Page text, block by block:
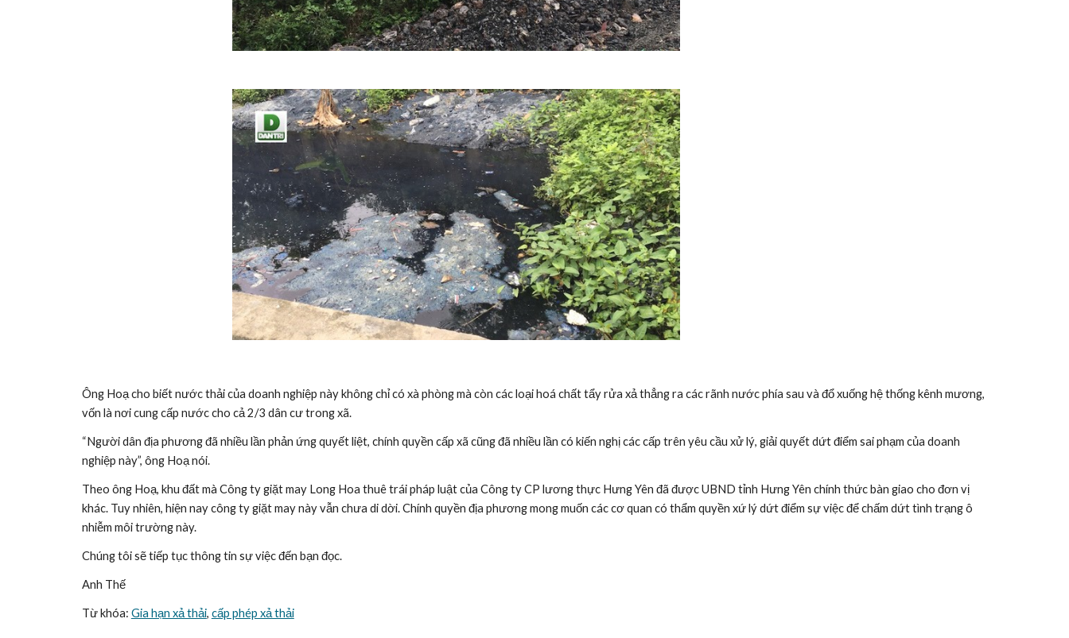
Ông Hoạ cho biết nước thải của doanh nghiệp này không chỉ có xà phòng mà còn các loại hoá chất tẩy rửa xả thẳng ra các rãnh nước phía sau và đổ xuống hệ thống kênh mương,
vốn là nơi cung cấp nước cho cả 2/3 dân cư trong xã.
“Người dân địa phương đã nhiều lần phản ứng quyết liệt, chính quyền cấp xã cũng đã nhiều lần có kiến nghị các cấp trên yêu cầu xử lý, giải quyết dứt điểm sai phạm của doanh
nghiệp này”, ông Hoạ nói.
Theo ông Hoạ, khu đất mà Công ty giặt may Long Hoa thuê trái pháp luật của Công ty CP lương thực Hưng Yên đã được UBND tỉnh Hưng Yên chính thức bàn giao cho đơn vị
khác. Tuy nhiên, hiện nay công ty giặt may này vẫn chưa di dời. Chính quyền địa phương mong muốn các cơ quan có thẩm quyền xứ lý dứt điểm sự việc để chấm dứt tình trạng ô
nhiễm môi trường này.
Chúng tôi sẽ tiếp tục thông tin sự việc đến bạn đọc.
Anh Thế
Từ khóa: Gia hạn xả thải, cấp phép xả thải